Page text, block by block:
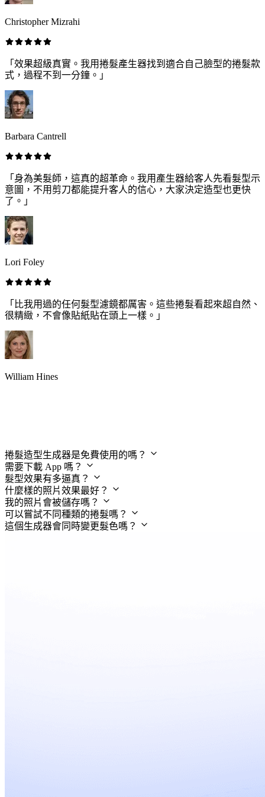
Christopher Mizrahi
「效果超級真實。我用捲髮產生器找到適合自己臉型的捲髮款
式，過程不到一分鐘。」
Barbara Cantrell
「身為美髮師，這真的超革命。我用產生器給客人先看髮型示
意圖，不用剪刀都能提升客人的信心，大家決定造型也更快
了。」
Lori Foley
「比我用過的任何髮型濾鏡都厲害。這些捲髮看起來超自然、
很精緻，不會像貼紙貼在頭上一樣。」
William Hines
捲髮造型生成器是免費使用的嗎？
需要下載 App 嗎？
髮型效果有多逼真？
什麼樣的照片效果最好？
我的照片會被儲存嗎？
可以嘗試不同種類的捲髮嗎？
這個生成器會同時變更髮色嗎？